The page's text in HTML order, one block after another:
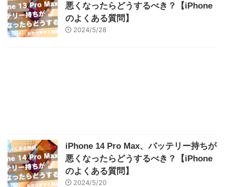
悪くなったらどうするべき？【iPhone
のよくある質問】
2024/5/28
iPhone 14 Pro Max、バッテリー持ちが
悪くなったらどうするべき？【iPhone
のよくある質問】
2024/5/20